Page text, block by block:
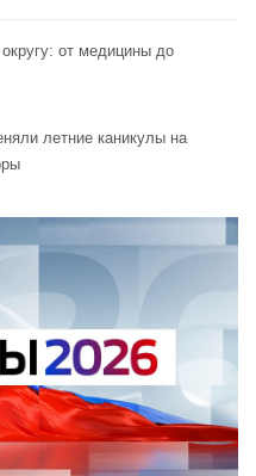
от медицины до
летние каникулы на